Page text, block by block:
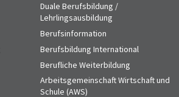
Duale Berufsbildung /
Lehrlingsausbildung
Berufsinformation
Berufsbildung International
Berufliche Weiterbildung
Arbeitsgemeinschaft Wirtschaft und
Schule (AWS)